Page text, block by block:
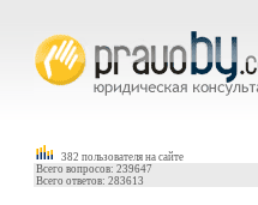
382 пользователя на сайте
Всего вопросов: 239647
Всего ответов: 283613